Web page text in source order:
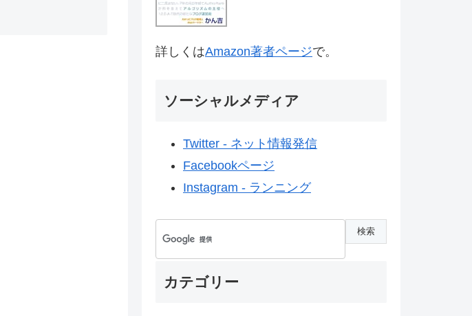
詳しくはAmazon著者ページで。
ソーシャルメディア
Twitter - ネット情報発信
Facebookページ
Instagram - ランニング
カテゴリー